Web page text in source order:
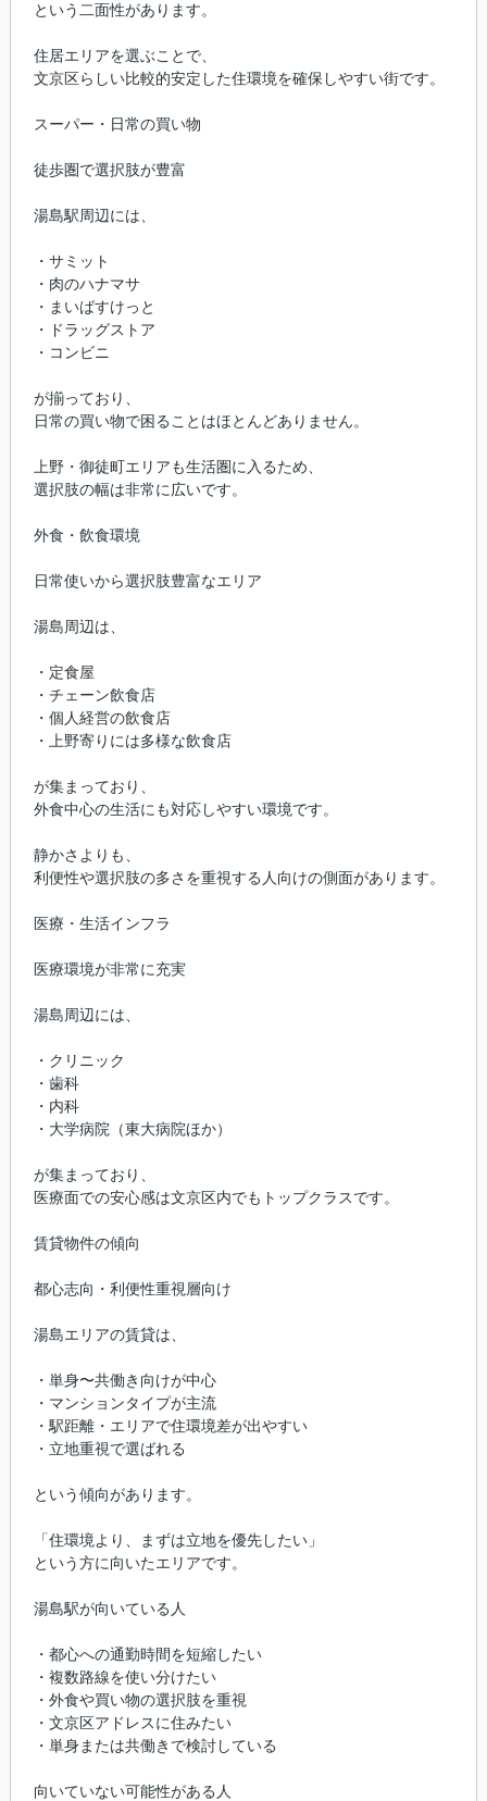
という二面性があります。
住居エリアを選ぶことで、
文京区らしい比較的安定した住環境を確保しやすい街です。
スーパー・日常の買い物
徒歩圏で選択肢が豊富
湯島駅周辺には、
・サミット
・肉のハナマサ
・まいばすけっと
・ドラッグストア
・コンビニ
が揃っており、
日常の買い物で困ることはほとんどありません。
上野・御徒町エリアも生活圏に入るため、
選択肢の幅は非常に広いです。
外食・飲食環境
日常使いから選択肢豊富なエリア
湯島周辺は、
・定食屋
・チェーン飲食店
・個人経営の飲食店
・上野寄りには多様な飲食店
が集まっており、
外食中心の生活にも対応しやすい環境です。
静かさよりも、
利便性や選択肢の多さを重視する人向けの側面があります。
医療・生活インフラ
医療環境が非常に充実
湯島周辺には、
・クリニック
・歯科
・内科
・大学病院（東大病院ほか）
が集まっており、
医療面での安心感は文京区内でもトップクラスです。
賃貸物件の傾向
都心志向・利便性重視層向け
湯島エリアの賃貸は、
・単身〜共働き向けが中心
・マンションタイプが主流
・駅距離・エリアで住環境差が出やすい
・立地重視で選ばれる
という傾向があります。
「住環境より、まずは立地を優先したい」
という方に向いたエリアです。
湯島駅が向いている人
・都心への通勤時間を短縮したい
・複数路線を使い分けたい
・外食や買い物の選択肢を重視
・文京区アドレスに住みたい
・単身または共働きで検討している
向いていない可能性がある人